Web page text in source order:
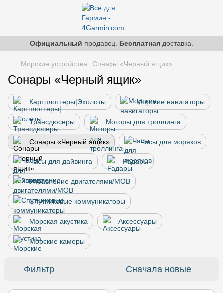
Официальный продавец. Бесплатная доставка.
Морские устройства Сонары «Черный ящик»
Сонары «Черный ящик»
Картплоттеры|Эхолоты Морские навигаторы
Трансдюсеры Моторы для троллинга
Сонары «Черный ящик» Часы для моряков
Часы для дайвинга Радары
Управление двигателями/MOB
Спутниковые коммуникаторы
Морская акустика Аксессуары
Морские камеры
Фильтр Сначала новые